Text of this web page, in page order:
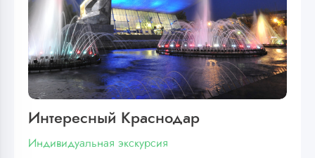
Интересный Краснодар
Индивидуальная экскурсия